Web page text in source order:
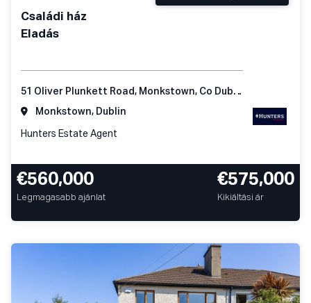
Családi ház
Eladás
51 Oliver Plunkett Road, Monkstown, Co Dublin
Monkstown, Dublin
Hunters Estate Agent
€560,000
Legmagasabb ajánlat
€575,000
Kikiáltási ár